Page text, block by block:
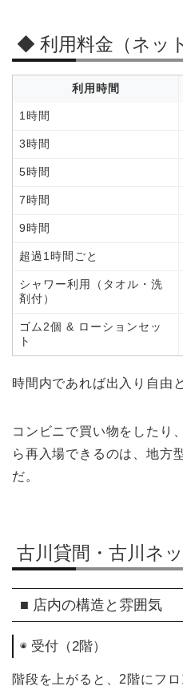
◆ 利用料金（ネッ
利用時間
1時間
3時間
5時間
7時間
9時間
超過1時間ごと
シャワー利用（タオル・洗
剤付）
ゴム2個 & ローションセッ
ト
時間内であれば出入り自由
コンビニで買い物をしたり
ら再入場できるのは、地方
だ。
古川貸間・古川ネ
■ 店内の構造と雰囲気
◉ 受付（2階）
階段を上がると、2階にフロ